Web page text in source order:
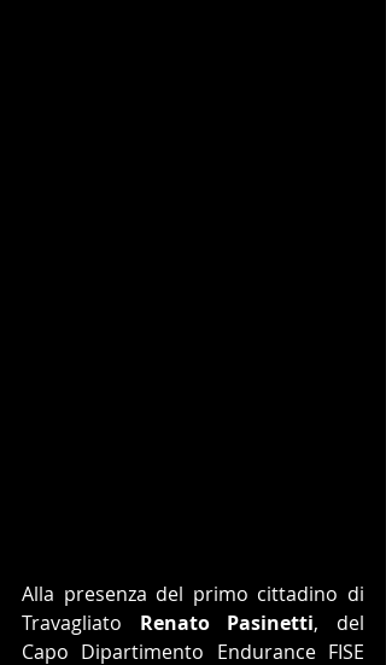
Alla presenza del primo cittadino di
Travagliato Renato Pasinetti, del